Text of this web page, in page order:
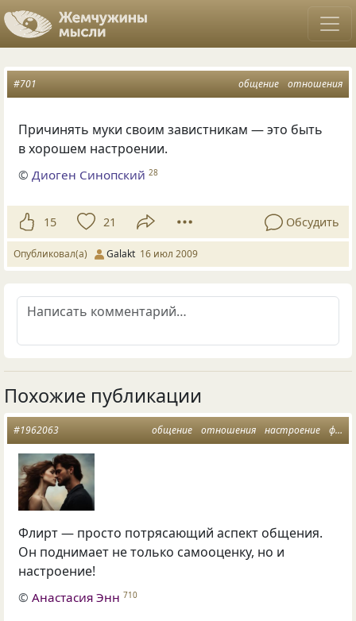
общение отношения
#701
Причинять муки своим завистникам — это быть
в хорошем настроении.
© Диоген Синопский 28
15 21 Обсудить
Опубликовал(а) Galakt 16 июл 2009
Похожие публикации
общение отношения настроение флирт
#1962063
Флирт — просто потрясающий аспект общения.
Он поднимает не только самооценку, но и
настроение!
©Анастасия Энн 710